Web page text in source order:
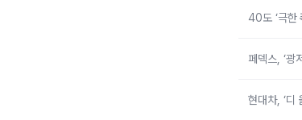
40도 ‘극한
페덱스, ‘광
현대차, ‘